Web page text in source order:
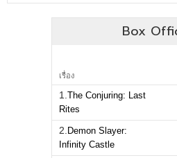
Box
เรื่อง
1. The Conjuring: Last
Rites
2. Demon Slayer:
Infinity Castle